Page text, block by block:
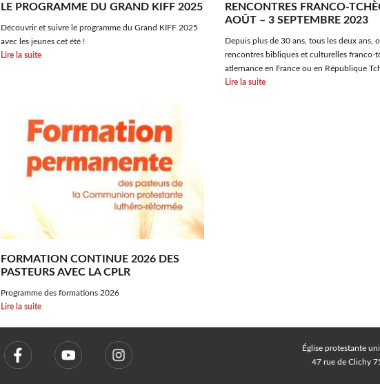
LE PROGRAMME DU GRAND KIFF 2025
Découvrir et suivre le programme du Grand KIFF 2025
avec les jeunes cet été !
Lire la suite
RENCONTRES FRANCO-
AOÛT – 3 SEPTEMBRE 2023
Depuis plus de 30 ans, tous les deux ans,
rencontres bibliques et culturelles franco-
atlernance en France ou en République
Lire la suite
FORMATION CONTINUE 2026 DES
PASTEURS AVEC LA CPLR
Programme des formations 2026
Lire la suite
Église protestante
47 rue de Clichy